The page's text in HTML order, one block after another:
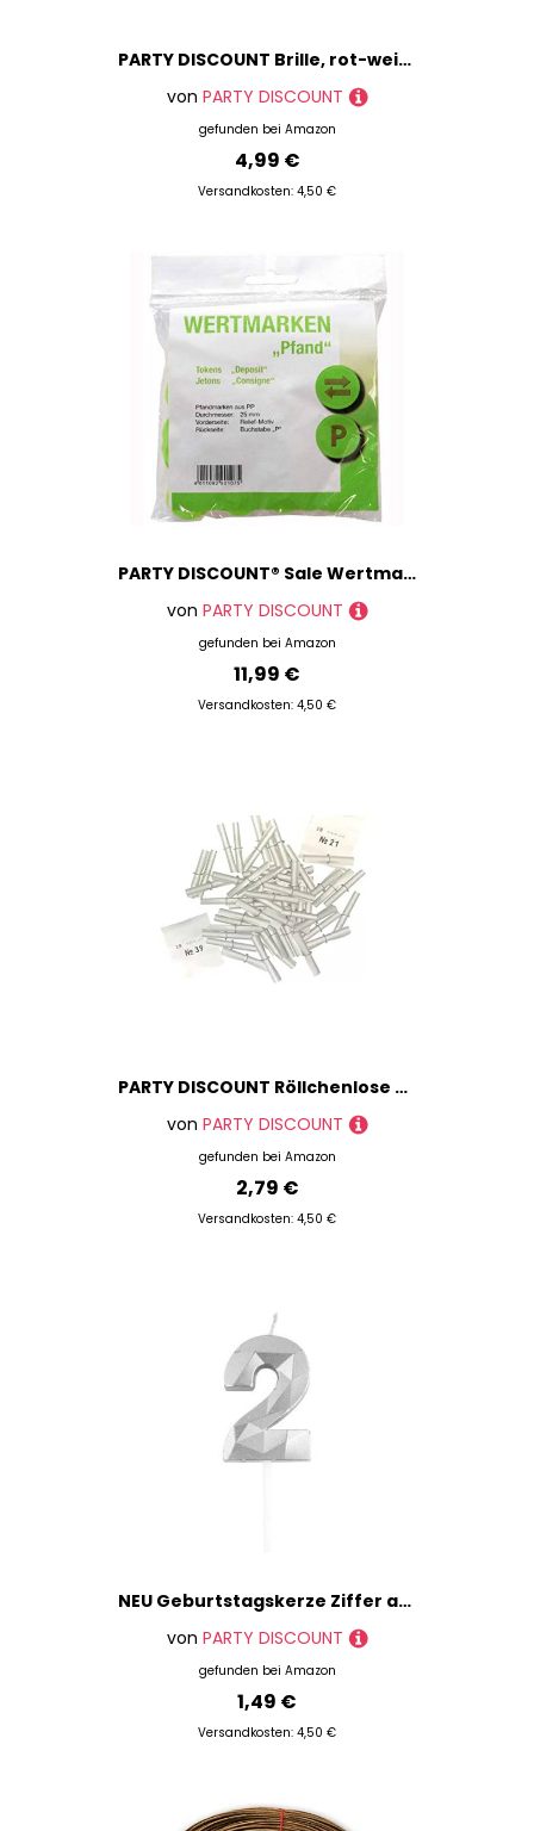
PARTY DISCOUNT Brille, rot-weiß kariert
von PARTY DISCOUNT
gefunden bei Amazon
4,99 €
Versandkosten: 4,50 €
PARTY DISCOUNT® Sale Wertmarken-Chips Pfand, grün, 100 STK.
von PARTY DISCOUNT
gefunden bei Amazon
11,99 €
Versandkosten: 4,50 €
PARTY DISCOUNT Röllchenlose Treffer weiß Nummer 551-600
von PARTY DISCOUNT
gefunden bei Amazon
2,79 €
Versandkosten: 4,50 €
NEU Geburtstagskerze Ziffer am Stab, 5 cm, Facettenoptik, Zahl 2, silber
von PARTY DISCOUNT
gefunden bei Amazon
1,49 €
Versandkosten: 4,50 €